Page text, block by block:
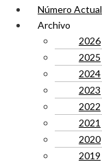
Número Actual
Archivo
2026
2025
2024
2023
2022
2021
2020
2019